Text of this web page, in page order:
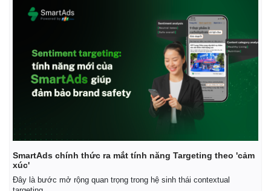
SmartAds chính thức ra mắt tính năng Targeting theo 'cảm
xúc'
Đây là bước mở rộng quan trọng trong hệ sinh thái contextual